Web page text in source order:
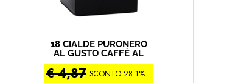
18 CIALDE PURONERO
AL GUSTO CAFFÈ AL
GINSENG 126 GR (18
cialda caffè - ginseng)
€ 4,87 SCONTO 28.1%